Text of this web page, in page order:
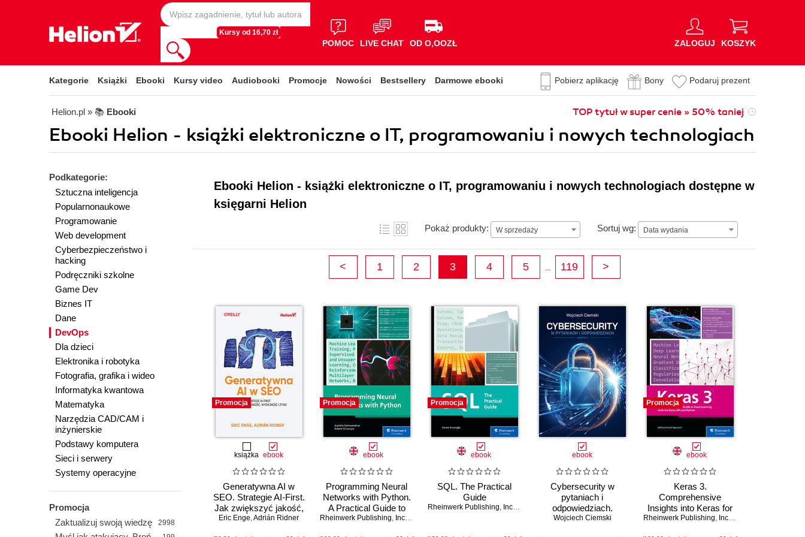
Kursy od 16,70 zł
POMOC LIVE CHAT OD O,OOZŁ ZALOGUJ KOSZYK
Kategorie Książki Ebooki Kursy video Audiobooki Promocje Nowości Bestsellery Darmowe ebooki Pobierz aplikację Bony Podaruj prezent
Helion.pl » 📚 Ebooki TOP tytuł w super cenie » 50% taniej
Ebooki Helion - książki elektroniczne o IT, programowaniu i nowych technologiach
Podkategorie:
Sztuczna inteligencja
Popularnonaukowe
Programowanie
Web development
Cyberbezpieczeństwo i
hacking
Podręczniki szkolne
Game Dev
Biznes IT
Dane
DevOps
Dla dzieci
Elektronika i robotyka
Fotografia, grafika i wideo
Informatyka kwantowa
Matematyka
Narzędzia CAD/CAM i
inżynierskie
Podstawy komputera
Sieci i serwery
Systemy operacyjne
Promocja
Zaktualizuj swoją wiedzę
2998
Ebooki Helion - książki elektroniczne o IT, programowaniu i nowych technologiach dostępne w
księgarni Helion
Pokaż produkty: W sprzedaży Sortuj wg: Data wydania
Data wydania
< 1 2 3 4 5 ... 119 >
Promocja
książka ebook
Generatywna AI w
SEO. Strategie AI-First.
Jak zwiększyć jakość,
wydajność i zyski
Eric Enge,Adrián Ridner
Promocja
ebook
Programming Neural
Networks with Python.
A Practical Guide to
Neural Networks, Deep
Rheinwerk Publishing, Inc,Dr. Joachim Steinwendner Dr. Roland Schwaiger
Promocja
ebook
SQL. The Practical
Guide
Rheinwerk Publishing, Inc,Kerem Koseoglu
ebook
Cybersecurity w
pytaniach i
odpowiedziach.
Wydanie II
Wojciech Ciemski
Promocja
ebook
Keras 3.
Comprehensive
Insights into Keras for
Deep Learning and AI
Rheinwerk Publishing, Inc,Mohammad Nauman